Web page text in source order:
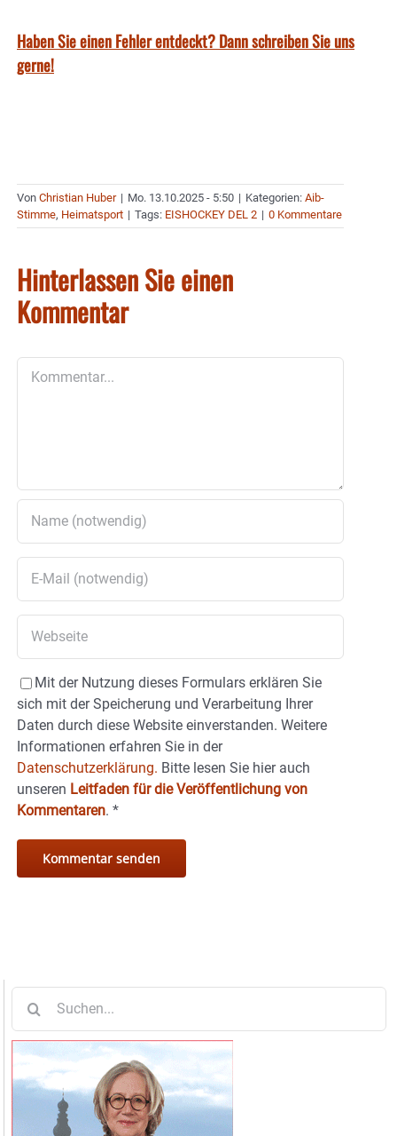
Haben Sie einen Fehler entdeckt? Dann schreiben Sie uns
gerne!
Von Christian Huber | Mo. 13.10.2025 - 5:50 | Kategorien: Aib-
Stimme, Heimatsport | Tags: EISHOCKEY DEL 2 | 0 Kommentare
Hinterlassen Sie einen
Kommentar
Mit der Nutzung dieses Formulars erklären Sie
sich mit der Speicherung und Verarbeitung Ihrer
Daten durch diese Website einverstanden. Weitere
Informationen erfahren Sie in der
Datenschutzerklärung. Bitte lesen Sie hier auch
unseren Leitfaden für die Veröffentlichung von
Kommentaren. *
nach: